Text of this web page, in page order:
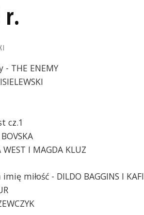
r.
- THE ENEMY
cz.1
I MAGDA KLUZ
miłość - DILDO BAGGINS I KAFI